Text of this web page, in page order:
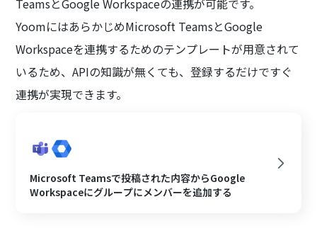
TeamsとGoogle Workspaceの連携が可能です。
YoomにはあらかじめMicrosoft TeamsとGoogle
Workspaceを連携するためのテンプレートが用意されて
いるため、APIの知識が無くても、登録するだけですぐ
連携が実現できます。
Microsoft Teamsで投稿された内容からGoogle
Workspaceにグループにメンバーを追加する